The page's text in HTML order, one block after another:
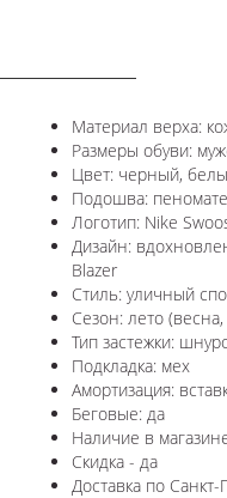
Материал верха:
Размеры обуви:
Цвет: черный,
Подошва:
Логотип: Nike
Дизайн: в
Blazer
Стиль: уличный
Сезон: лето
Тип застежки:
Подкладка: мех
Амортизация:
Беговые: да
Наличие в
Скидка - да
Доставка по